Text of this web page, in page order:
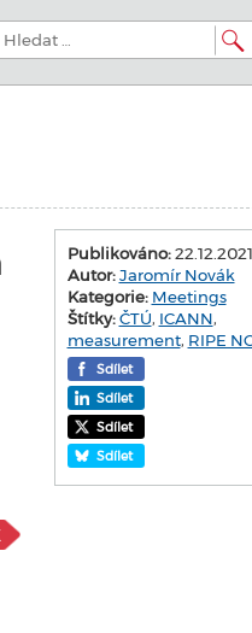
Publikováno:
Autor: Jaromír Novák
Kategorie: Meetings
Štítky: ČTÚ, ICANN,
measurement, RIPE
Sdílet
Sdílet
Sdílet
Sdílet